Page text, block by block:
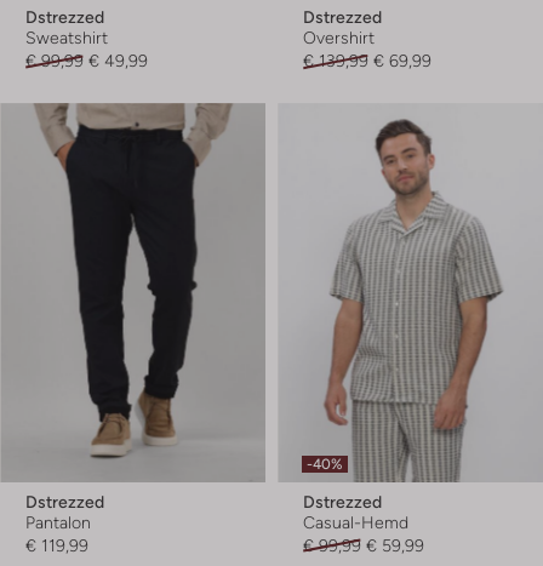
Dstrezzed
Sweatshirt
€ 99,99 € 49,99
Dstrezzed
Overshirt
€ 139,99 € 69,99
Dstrezzed
Pantalon
€ 119,99
-40%
Dstrezzed
Casual-Hemd
€ 99,99 € 59,99